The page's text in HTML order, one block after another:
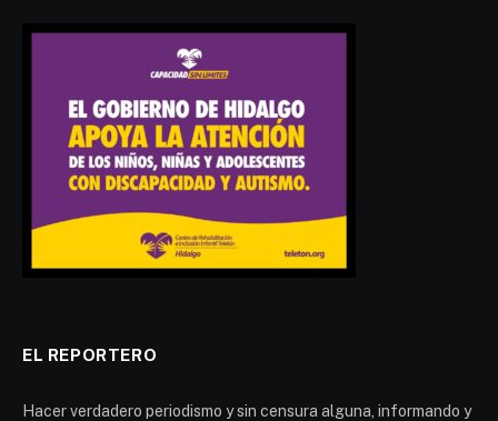
EL REPORTERO
Hacer verdadero periodismo y sin censura alguna, informando y